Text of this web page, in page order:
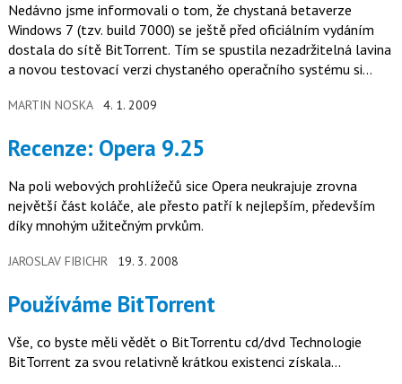
Nedávno jsme informovali o tom, že chystaná betaverze
Windows 7 (tzv. build 7000) se ještě před oficiálním vydáním
dostala do sítě BitTorrent. Tím se spustila nezadržitelná lavina
a novou testovací verzi chystaného operačního systému si
MARTIN NOSKA 4. 1. 2009
Recenze: Opera 9.25
Na poli webových prohlížečů sice Opera neukrajuje zrovna
největší část koláče, ale přesto patří k nejlepším, především
díky mnohým užitečným prvkům.
JAROSLAV FIBICHR 19. 3. 2008
Používáme BitTorrent
Vše, co byste měli vědět o BitTorrentu cd/dvd Technologie
BitTorrent za svou relativně krátkou existenci získala...